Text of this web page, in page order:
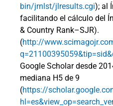
bin/jrnlst/jlresults.cgi); al
facilitando el cálculo del
& Country Rank–SJR).
(http://
Google Scholar desde
mediana H5 de 9
(https://